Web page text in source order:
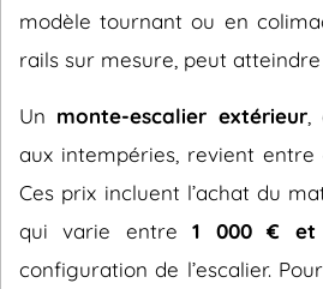
modèle tournant ou en
rails sur mesure, peut atteindre
Un monte-escalier extérieur,
aux intempéries, revient entre
Ces prix incluent l’achat du
qui varie entre1 000 €
configuration de l’escalier.